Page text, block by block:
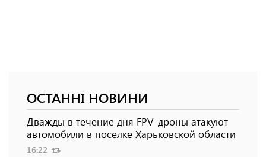
ОСТАННІ НОВИНИ
Дважды в течение дня FPV-дроны атакуют
автомобили в поселке Харьковской области
16:22